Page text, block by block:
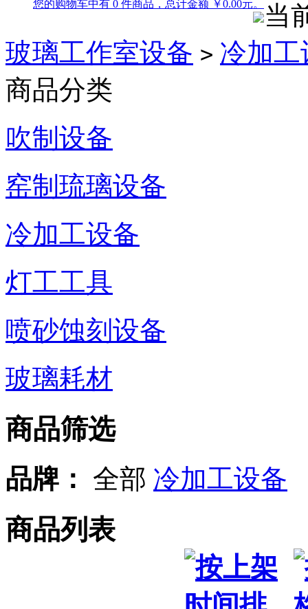
您的购物车中有 0 件商品，总计金额 ￥0.00元。
当
玻璃工作室设备 > 冷加工
商品分类
吹制设备
窑制琉璃设备
冷加工设备
灯工工具
喷砂蚀刻设备
玻璃耗材
商品筛选
品牌： 全部 冷加工设备
商品列表